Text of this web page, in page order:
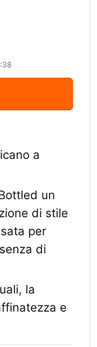
a
un
di stile
per
di
la
e